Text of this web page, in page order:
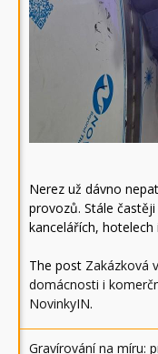
Nerez už dávno
provozů. Stále
kancelářích,
The post Zakázková
domácnosti i
NovinkyIN.
Gravírování na míru: